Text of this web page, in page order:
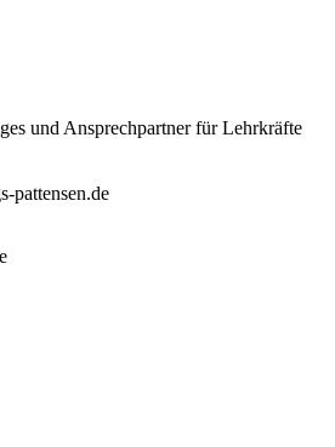
und Ansprechpartner für Lehrkräfte
pattensen.de